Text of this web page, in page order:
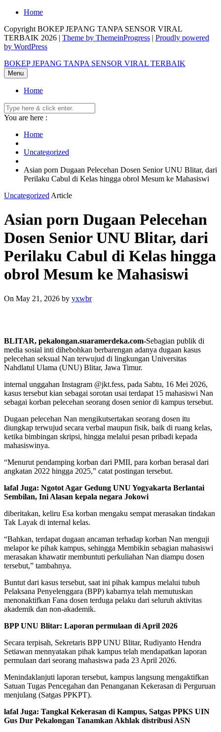
Skip
content
Home
Copyright BOKEP JEPANG TANPA SENSOR VIRAL
TERBAIK 2026 | Theme by ThemeinProgress | Proudly powered
by WordPress
BOKEP JEPANG TANPA SENSOR VIRAL TERBAIK
Menu
Home
You are here :
Home
Uncategorized
Asian porn Dugaan Pelecehan Dosen Senior UNU Blitar, dari
Perilaku Cabul di Kelas hingga obrol Mesum ke Mahasiswi
Uncategorized Article
Asian porn Dugaan Pelecehan
Dosen Senior UNU Blitar, dari
Perilaku Cabul di Kelas hingga
obrol Mesum ke Mahasiswi
On May 21, 2026 by yxwbr
BLITAR, pekalongan.suaramerdeka.com-Sebagian publik di
media sosial inti dihebohkan berbarengan adanya dugaan kasus
pelecehan seksual Nan terwujud di lingkungan Universitas
Nahdlatul Ulama (UNU) Blitar, Jawa Timur.
internal unggahan Instagram @jkt.fess, pada Sabtu, 16 Mei 2026,
kasus tersebut kian sebagai sorotan usai terdapat 15 mahasiswi Nan
sebagai korban pelecehan seorang dosen senior di kampus tersebut.
Dugaan pelecehan Nan mengikutsertakan seorang dosen itu
diungkap terwujud secara verbal maupun fisik, baik di ruang kelas,
ketika bimbingan skripsi, hingga melalui pesan pribadi kepada
mahasiswinya.
“Menurut pendamping korban dari PMII, para korban berasal dari
angkatan 2022 hingga 2025,” catat postingan tersebut.
lafal Juga: Ngotot Agar Gedung UNU Yogyakarta Berlantai
Sembilan, Ini Alasan kepala negara Jokowi
diberitakan, keliru Esa korban mengaku sempat merasakan tindakan
Tak Layak di internal kelas.
“Bahkan, terdapat dugaan ancaman terhadap korban Nan menguji
melapor ke pihak kampus, sehingga Membikin sebagian mahasiswi
merasakan khawatir membuntuti perkuliahan Nan diampu dosen
tersebut,” tambahnya.
Buntut dari kasus tersebut, saat ini pihak kampus melalui tubuh
Pelaksana Penyelenggara (BPP) kabarnya telah memutuskan
menonaktifkan Fana dosen terduga pelaku dari seluruh aktivitas
akademik dan non-akademik.
BPP UNU Blitar: Laporan permulaan di April 2026
Secara terpisah, Sekretaris BPP UNU Blitar, Rudiyanto Hendra
Setiawan mennyatakan pihak kampus telah mendapatkan laporan
permulaan dari seorang mahasiswa pada 23 April 2026.
Menindaklanjuti laporan tersebut, kampus langsung mengaktifkan
Satuan Tugas Pencegahan dan Penanganan Kekerasan di Perguruan
menjulang (Satgas PPKPT).
lafal Juga: Tangkal Kekerasan di Kampus, Satgas PPKS UIN
Gus Dur Pekalongan Tanamkan Akhlak distribusi ASN